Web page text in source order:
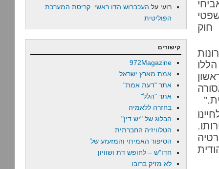
חוק
רועי על העכברוש הדו ראשי: קריסת המערכת
הפוליטית
קישורים
972Magazine
אמת מארץ ישראל
אתר "דעת אמת"
אתר "הלל"
בחזרה ללאמיה
הבלוג של "יש דין"
הטלוויזיה החברתית
הסיפור האמיתי והמזעזע של
חדו"ש – לחופש דת ושוויון
לא מזיק ברובו